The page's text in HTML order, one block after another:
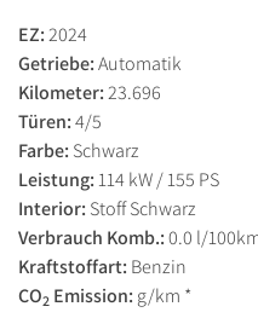
EZ:2024
Getriebe:Automatik
Kilometer:23.696
Türen:4/5
Farbe: Schwarz
Leistung: 114 kW / 155 PS
Interior: Stoff Schwarz
Verbrauch Komb.:0.0 l/
Kraftstoffart: Benzin
CO2 Emission: g/km *